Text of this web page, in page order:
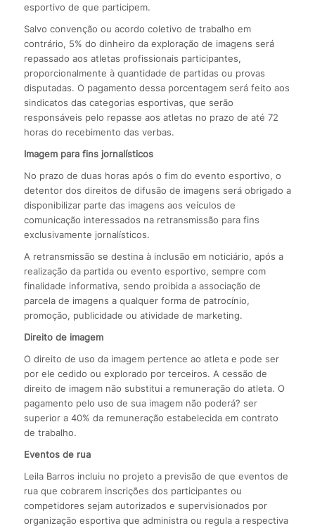
esportivo de que participem.
Salvo convenção ou acordo coletivo de trabalho em
contrário, 5% do dinheiro da exploração de imagens será
repassado aos atletas profissionais participantes,
proporcionalmente à quantidade de partidas ou provas
disputadas. O pagamento dessa porcentagem será feito aos
sindicatos das categorias esportivas, que serão
responsáveis pelo repasse aos atletas no prazo de até 72
horas do recebimento das verbas.
Imagem para fins jornalísticos
No prazo de duas horas após o fim do evento esportivo, o
detentor dos direitos de difusão de imagens será obrigado a
disponibilizar parte das imagens aos veículos de
comunicação interessados na retransmissão para fins
exclusivamente jornalísticos.
A retransmissão se destina à inclusão em noticiário, após a
realização da partida ou evento esportivo, sempre com
finalidade informativa, sendo proibida a associação de
parcela de imagens a qualquer forma de patrocínio,
promoção, publicidade ou atividade de marketing.
Direito de imagem
O direito de uso da imagem pertence ao atleta e pode ser
por ele cedido ou explorado por terceiros. A cessão de
direito de imagem não substitui a remuneração do atleta. O
pagamento pelo uso de sua imagem não poderá? ser
superior a 40% da remuneração estabelecida em contrato
de trabalho.
Eventos de rua
Leila Barros incluiu no projeto a previsão de que eventos de
rua que cobrarem inscrições dos participantes ou
competidores sejam autorizados e supervisionados por
organização esportiva que administra ou regula a respectiva